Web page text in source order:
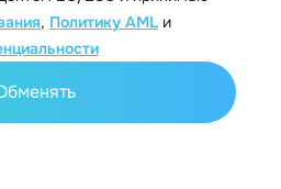
, Политику AML и